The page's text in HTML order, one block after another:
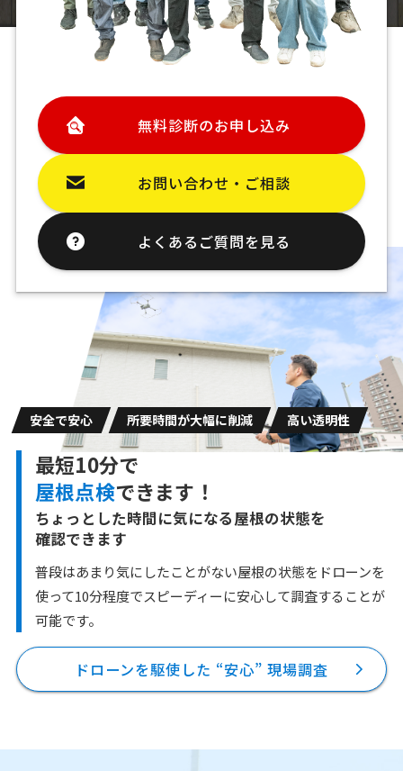
無料診断のお申し込み
お問い合わせ・ご相談
よくあるご質問を見る
安全で安心 所要時間が大幅に削減 高い透明性
最短10分で
屋根点検できます！
ちょっとした時間に気になる屋根の状態を
確認できます
普段はあまり気にしたことがない屋根の状態をドローンを
使って10分程度でスピーディーに安心して調査することが
可能です。
ドローンを駆使した “安心” 現場調査